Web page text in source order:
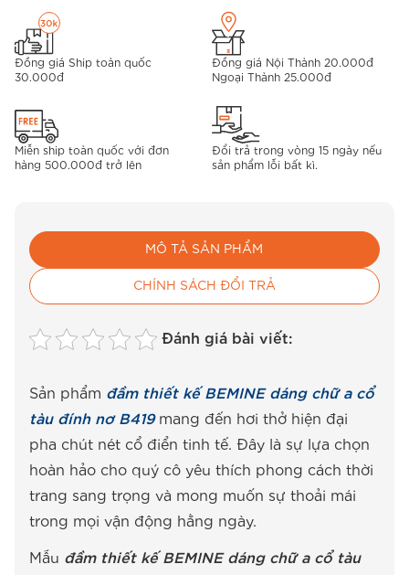
Đồng giá Ship toàn quốc
30.000đ
Đồng giá Nội Thành 20.000đ
Ngoại Thành 25.000đ
Miễn ship toàn quốc với đơn
hàng 500.000đ trở lên
Đổi trả trong vòng 15 ngày nếu
sản phẩm lỗi bất kì.
MÔ TẢ SẢN PHẨM
CHÍNH SÁCH ĐỔI TRẢ
Đánh giá bài viết:
Sản phẩm đầm thiết kế BEMINE dáng chữ a cổ
tàu đính nơ B419mang đến hơi thở hiện đại
pha chút nét cổ điển tinh tế. Đây là sự lựa chọn
hoàn hảo cho quý cô yêu thích phong cách thời
trang sang trọng và mong muốn sự thoải mái
trong mọi vận động hằng ngày.
Mẫu đầm thiết kế BEMINE dáng chữ a cổ tàu